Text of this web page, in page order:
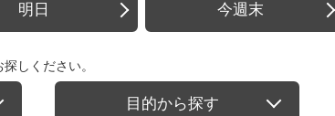
明日 今週末
しください。
目的から探す